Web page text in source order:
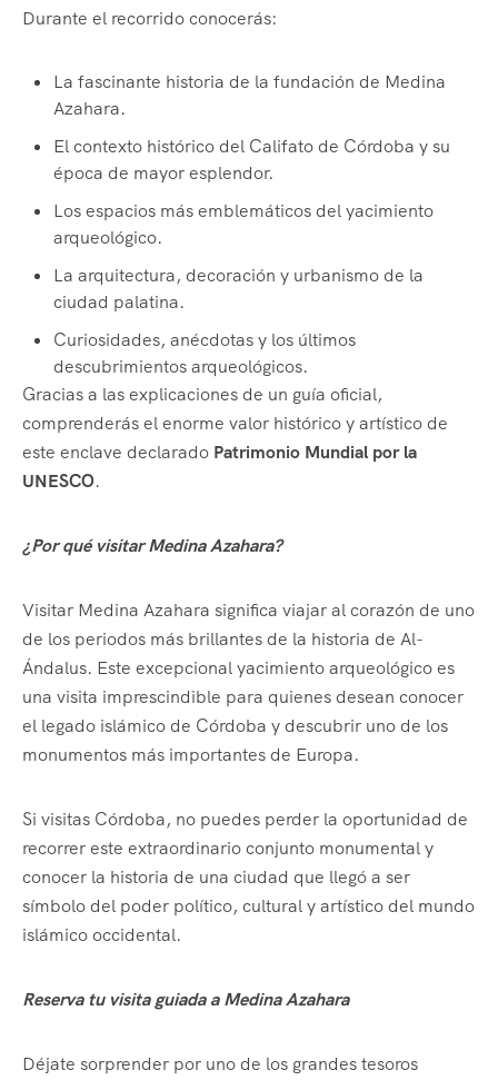
Durante el recorrido conocerás:
La fascinante historia de la fundación de Medina
Azahara.
El contexto histórico del Califato de Córdoba y su
época de mayor esplendor.
Los espacios más emblemáticos del yacimiento
arqueológico.
La arquitectura, decoración y urbanismo de la
ciudad palatina.
Curiosidades, anécdotas y los últimos
descubrimientos arqueológicos.
Gracias a las explicaciones de un guía oficial,
comprenderás el enorme valor histórico y artístico de
este enclave declarado Patrimonio Mundial por la
UNESCO.
¿Por qué visitar Medina Azahara?
Visitar Medina Azahara significa viajar al corazón de uno
de los periodos más brillantes de la historia de Al-
Ándalus. Este excepcional yacimiento arqueológico es
una visita imprescindible para quienes desean conocer
el legado islámico de Córdoba y descubrir uno de los
monumentos más importantes de Europa.
Si visitas Córdoba, no puedes perder la oportunidad de
recorrer este extraordinario conjunto monumental y
conocer la historia de una ciudad que llegó a ser
símbolo del poder político, cultural y artístico del mundo
islámico occidental.
Reserva tu visita guiada a Medina Azahara
Déjate sorprender por uno de los grandes tesoros